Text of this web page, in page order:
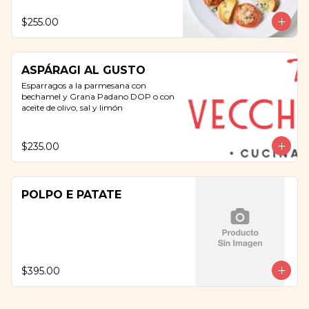
$255.00
ASPÁRAGI AL GUSTO
Esparragos a la parmesana con
bechamel y Grana Padano DOP o con
aceite de olivo, sal y limón
$235.00
POLPO E PATATE
$395.00